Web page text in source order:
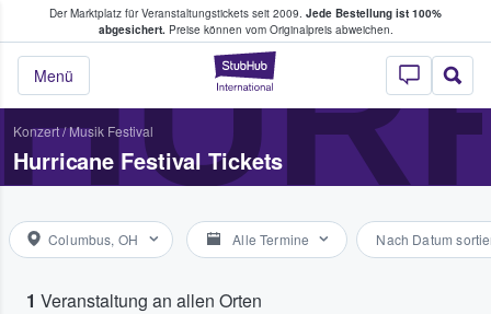
Der Marktplatz für Veranstaltungstickets seit 2009. Jede Bestellung ist 100%
abgesichert.Preise können vom Originalpreis abweichen.
StubHub - Wo
Menü
Tickets kaufen & verkaufen
Konzert/Musik Festival
Hurricane Festival Tickets
Columbus, OH Alle Termine Nach Datum
1 Veranstaltung an allen Orten